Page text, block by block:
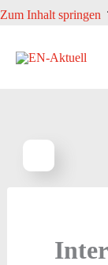
Zum Inhalt springen
Zum
springen